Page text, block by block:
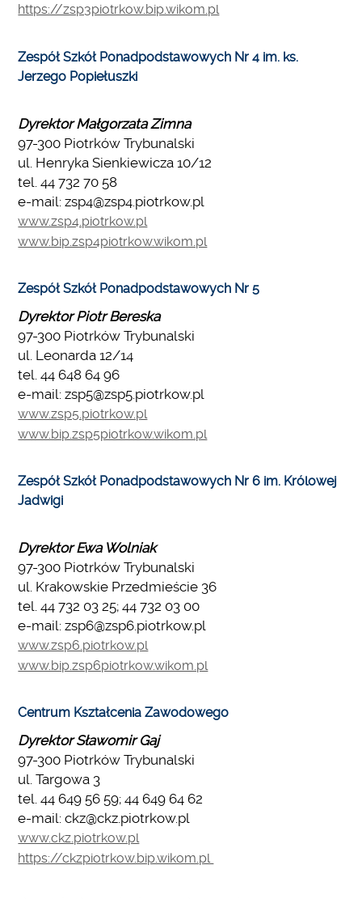
https://zsp3piotrkow.bip.wikom.pl
Zespół Szkół Ponadpodstawowych Nr 4 im. ks.
Jerzego Popiełuszki
Dyrektor Małgorzata Zimna
97-300 Piotrków Trybunalski
ul. Henryka Sienkiewicza 10/12
tel. 44 732 70 58
e-mail: zsp4@zsp4.piotrkow.pl
www.zsp4.piotrkow.pl
www.bip.zsp4piotrkow.wikom.pl
Zespół Szkół Ponadpodstawowych Nr 5
Dyrektor Piotr Bereska
97-300 Piotrków Trybunalski
ul. Leonarda 12/14
tel. 44 648 64 96
e-mail: zsp5@zsp5.piotrkow.pl
www.zsp5.piotrkow.pl
www.bip.zsp5piotrkow.wikom.pl
Zespół Szkół Ponadpodstawowych Nr 6 im. Królowej
Jadwigi
Dyrektor Ewa Wolniak
97-300 Piotrków Trybunalski
ul. Krakowskie Przedmieście 36
tel. 44 732 03 25; 44 732 03 00
e-mail: zsp6@zsp6.piotrkow.pl
www.zsp6.piotrkow.pl
www.bip.zsp6piotrkow.wikom.pl
Centrum Kształcenia Zawodowego
Dyrektor Sławomir Gaj
97-300 Piotrków Trybunalski
ul. Targowa 3
tel. 44 649 56 59; 44 649 64 62
e-mail: ckz@ckz.piotrkow.pl
www.ckz.piotrkow.pl
https://ckzpiotrkow.bip.wikom.pl